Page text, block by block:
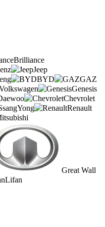
Brilliance
Jeep
BYD
GAZ
Genesis
Chevrolet
Renault
Great Wall
Lifan